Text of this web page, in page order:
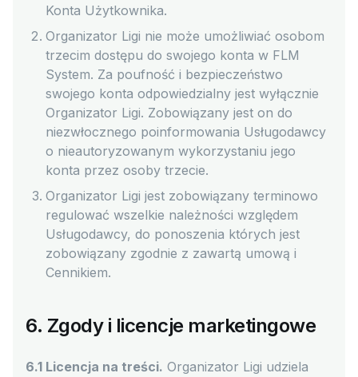
Konta Użytkownika.
Organizator Ligi nie może umożliwiać osobom
trzecim dostępu do swojego konta w FLM
System. Za poufność i bezpieczeństwo
swojego konta odpowiedzialny jest wyłącznie
Organizator Ligi. Zobowiązany jest on do
niezwłocznego poinformowania Usługodawcy
o nieautoryzowanym wykorzystaniu jego
konta przez osoby trzecie.
Organizator Ligi jest zobowiązany terminowo
regulować wszelkie należności względem
Usługodawcy, do ponoszenia których jest
zobowiązany zgodnie z zawartą umową i
Cennikiem.
6. Zgody i licencje marketingowe
6.1 Licencja na treści. Organizator Ligi udziela